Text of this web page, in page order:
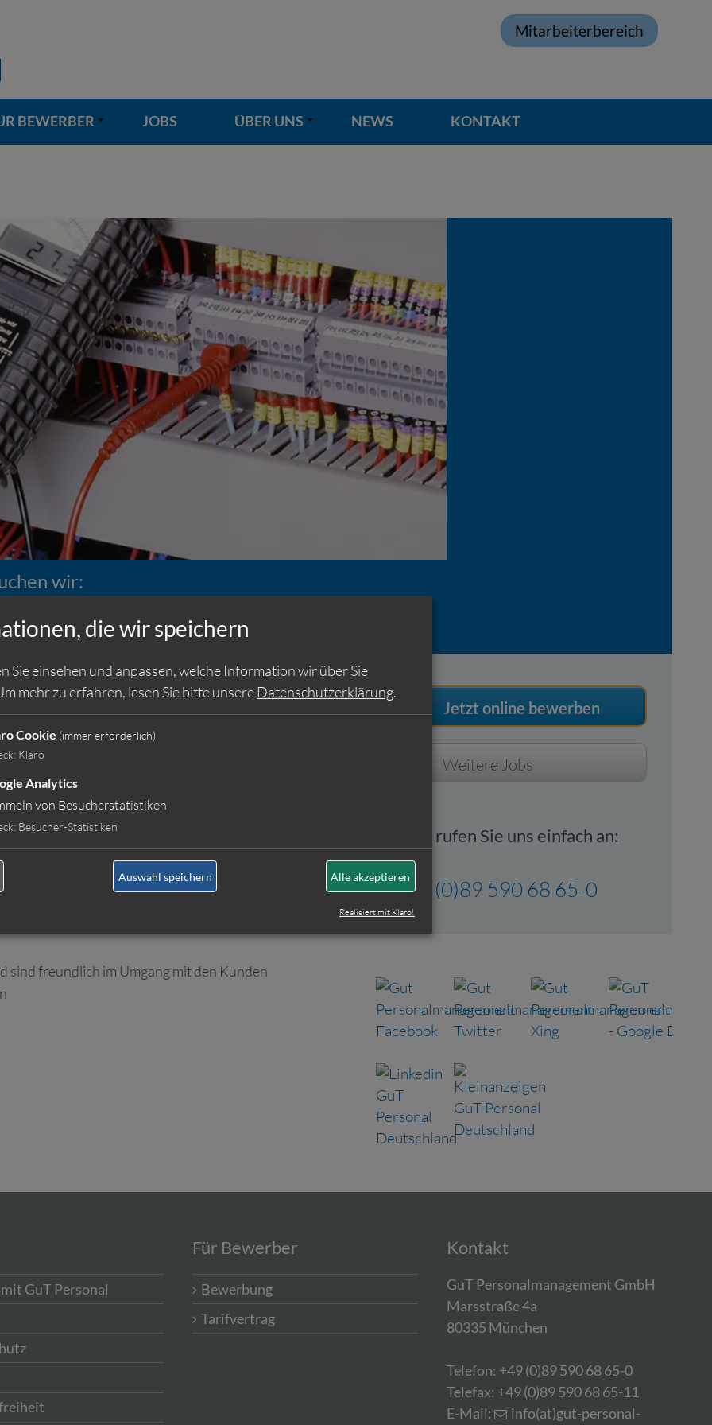
Mitarbeiterbereich
BEWERBER JOBS ÜBER UNS NEWS KONTAKT
wir:
gesucht
d für den Außendienst. Es besteht die Option zur
vor Ort
Berufserfahrung mit
Sie
sind freundlich im Umgang mit den Kunden
Jetzt online bewerben
Weitere Jobs
Oder rufen Sie uns einfach an:
+49 (0)89 590 68 65-0
GuT Personal
Für Bewerber
Bewerbung
Tarifvertrag
Kontakt
GuT Personalmanagement GmbH
Marsstraße 4a
80335 München
Telefon: +49 (0)89 590 68 65-0
Telefax: +49 (0)89 590 68 65-11
E-Mail:
info(at)gut-personal-
die wir speichern
Sie einsehen und anpassen, welche Information wir über Sie
mehr zu erfahren, lesen Sie bitte unsere Datenschutzerklärung.
Cookie (immer erforderlich)
: Klaro
Analytics
von Besucherstatistiken
: Besucher-Statistiken
Auswahl speichern Alle akzeptieren
Realisiert mit Klaro!